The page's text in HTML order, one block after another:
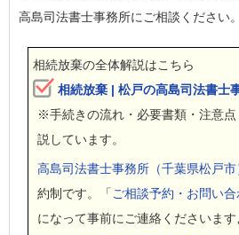
高島司法書士事務所にご相談ください。
相続放棄の全体解説はこちら
相続放棄 | 松戸の高島司法書士
※手続きの流れ・必要書類・注意
説しています。
高島司法書士事務所（千葉県松戸市
約制です。「 ご相談予約・お問い
になって事前にご連絡くださいま